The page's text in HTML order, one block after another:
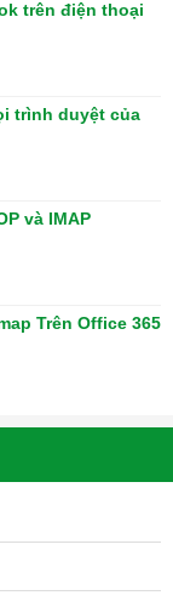
trên điện thoại
trình duyệt của
và IMAP
Trên Office 365